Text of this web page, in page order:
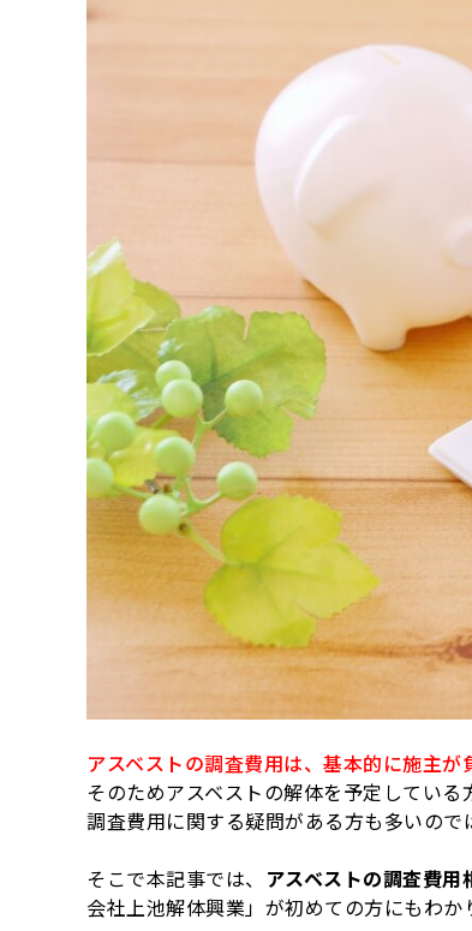
アスベストの調査費用は、基本的に施主
そのためアスベストの解体を予定してい
調査費用に関する疑問がある方も多いので
そこで本記事では、 アスベストの調査費
会社上池解体興業」が初めての方にもわ